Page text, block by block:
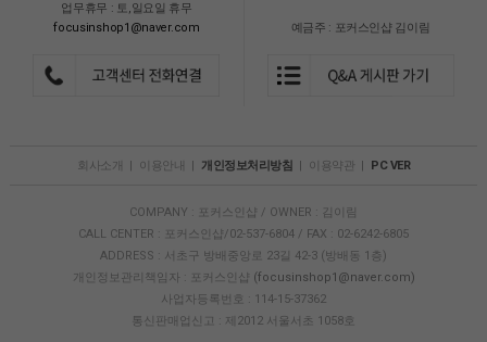
업무휴무 : 토,일요일 휴무
focusinshop1@naver.com
예금주 : 포커스인샵 김이림
회사소개 이용안내 개인정보처리방침 이용약관 PC VER
COMPANY : 포커스인샵 / OWNER : 김이림
CALL CENTER : 포커스인샵/02-537-6804 / FAX : 02-6242-6805
ADDRESS : 서초구 방배중앙로 23길 42-3 (방배동 1층)
개인정보관리책임자 : 포커스인샵
(focusinshop1@naver.com)
사업자등록번호 : 114-15-37362
통신판매업신고 : 제2012 서울서초 1058호